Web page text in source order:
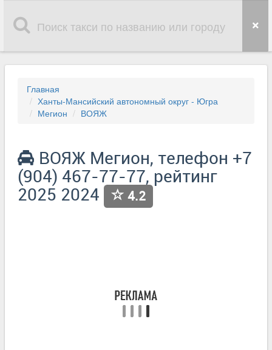
Главная
Ханты-Мансийский автономный округ - Югра
Мегион
ВОЯЖ
ВОЯЖ Мегион, телефон +7
(904) 467-77-77, рейтинг
2025 2024 4.2